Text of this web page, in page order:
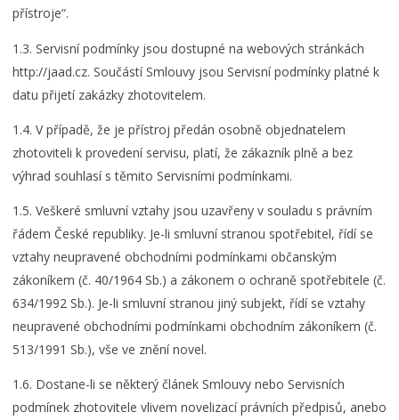
přístroje“.
1.3. Servisní podmínky jsou dostupné na webových stránkách
http://jaad.cz. Součástí Smlouvy jsou Servisní podmínky platné k
datu přijetí zakázky zhotovitelem.
1.4. V případě, že je přístroj předán osobně objednatelem
zhotoviteli k provedení servisu, platí, že zákazník plně a bez
výhrad souhlasí s těmito Servisními podmínkami.
1.5. Veškeré smluvní vztahy jsou uzavřeny v souladu s právním
řádem České republiky. Je-li smluvní stranou spotřebitel, řídí se
vztahy neupravené obchodními podmínkami občanským
zákoníkem (č. 40/1964 Sb.) a zákonem o ochraně spotřebitele (č.
634/1992 Sb.). Je-li smluvní stranou jiný subjekt, řídí se vztahy
neupravené obchodními podmínkami obchodním zákoníkem (č.
513/1991 Sb.), vše ve znění novel.
1.6. Dostane-li se některý článek Smlouvy nebo Servisních
podmínek zhotovitele vlivem novelizací právních předpisů, anebo